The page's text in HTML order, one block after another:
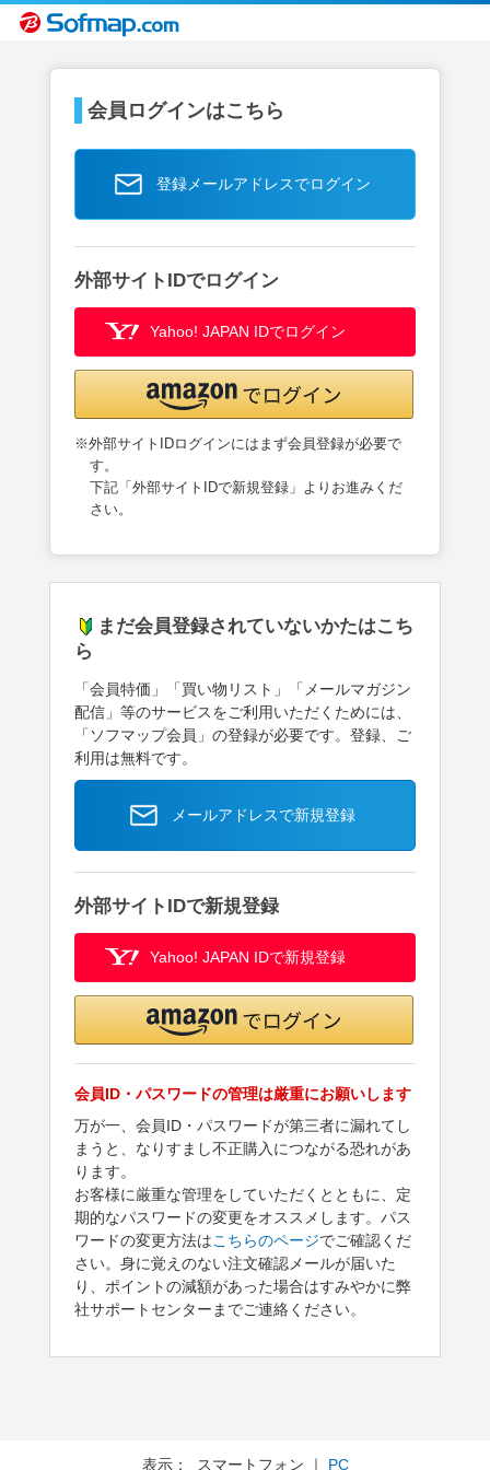
会員ログインはこちら
登録メールアドレスでログイン
外部サイトIDでログイン
Yahoo! JAPAN IDでログイン
※外部サイトIDログインにはまず会員登録が必要で
す。
下記「外部サイトIDで新規登録」よりお進みくだ
さい。
まだ会員登録されていないかたはこち
ら
「会員特価」「買い物リスト」「メールマガジン
配信」等のサービスをご利用いただくためには、
「ソフマップ会員」の登録が必要です。登録、ご
利用は無料です。
メールアドレスで新規登録
外部サイトIDで新規登録
Yahoo! JAPAN IDで新規登録
会員ID・パスワードの管理は厳重にお願いします
万が一、会員ID・パスワードが第三者に漏れてし
まうと、なりすまし不正購入につながる恐れがあ
ります。
お客様に厳重な管理をしていただくとともに、定
期的なパスワードの変更をオススメします。パス
ワードの変更方法はこちらのページでご確認くだ
さい。身に覚えのない注文確認メールが届いた
り、ポイントの減額があった場合はすみやかに弊
社サポートセンターまでご連絡ください。
表示： スマートフォン ｜ PC